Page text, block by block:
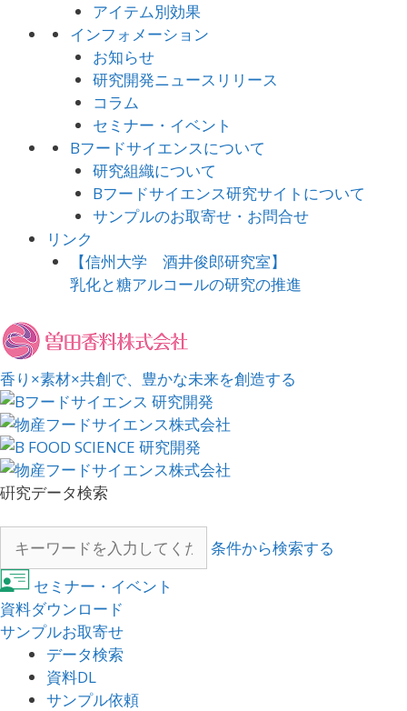
アイテム別効果
インフォメーション
お知らせ
研究開発ニュースリリース
コラム
セミナー・イベント
Bフードサイエンスについて
研究組織について
Bフードサイエンス研究サイトについて
サンプルのお取寄せ・お問合せ
リンク
【信州大学 酒井俊郎研究室】
乳化と糖アルコールの研究の推進
香り×素材×共創で、豊かな未来を創造する
硏究データ検索
条件から検索する
セミナー・イベント
資料ダウンロード
サンプルお取寄せ
データ検索
資料DL
サンプル依頼